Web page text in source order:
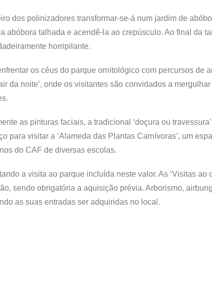
dos polinizadores transformar-se-á num jardim de
abóbora talhada e acendê-la ao crepúsculo. Ao final da
horripilante.
os céus do parque ornitológico com percursos de
da noite’, onde os visitantes são convidados a
as pinturas faciais, a tradicional ‘doçura ou
visitar a ‘Alameda das Plantas Carnívoras’, um
do CAF de diversas escolas.
a visita ao parque incluída neste valor. As ‘Visitas ao
sendo obrigatória a aquisição prévia. Arborismo,
as suas entradas ser adquiridas no local.